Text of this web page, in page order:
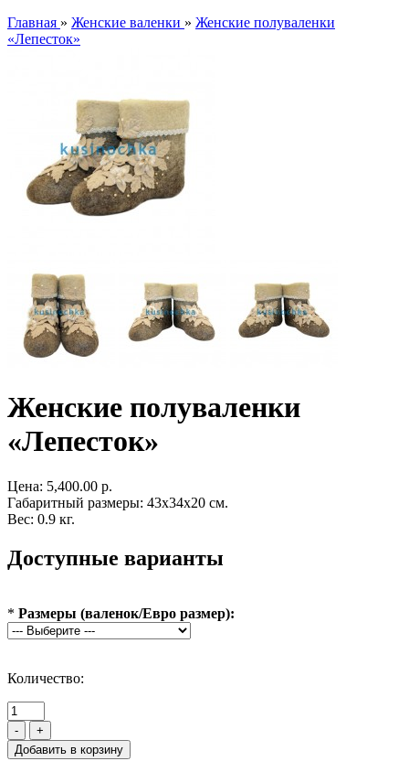
Главная » Женские валенки » Женские полуваленки
«Лепесток»
Женские полуваленки
«Лепесток»
Цена: 5,400.00 р.
Габаритный размеры: 43x34x20 см.
Вес: 0.9 кг.
Доступные варианты
* Размеры (валенок/Евро размер):
Количество:
- +